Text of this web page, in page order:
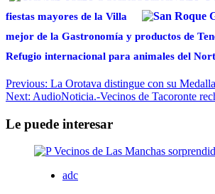
fiestas mayores de la Villa
mejor de la Gastronomía y productos de
Refugio internacional para animales del
Navegación
de
entradas
Previous: La Orotava distingue con su
Next: AudioNoticia.-Vecinos de Tacoronte
Le puede interesar
adc